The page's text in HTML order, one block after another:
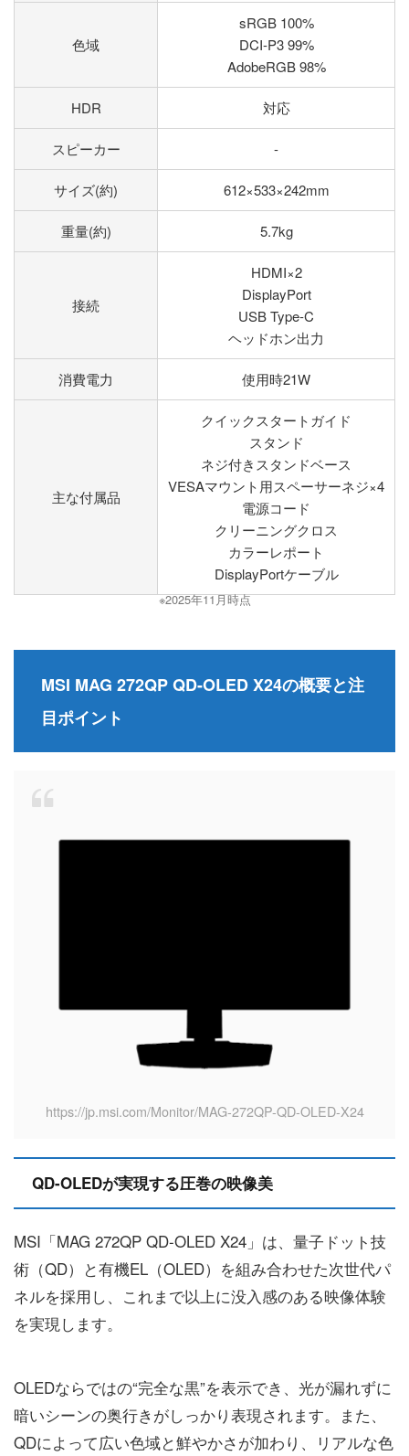
色域
sRGB 100%
DCI-P3 99%
AdobeRGB 98%
HDR 対応
スピーカー -
サイズ(約) 612×533×242mm
重量(約) 5.7kg
接続
HDMI×2
DisplayPort
USB Type-C
ヘッドホン出力
消費電力 使用時21W
主な付属品
クイックスタートガイド
スタンド
ネジ付きスタンドベース
VESAマウント用スペーサーネジ×4
電源コード
クリーニングクロス
カラーレポート
DisplayPortケーブル
※2025年11月時点
MSI MAG 272QP QD-OLED X24の概要と注
目ポイント
https://jp.msi.com/Monitor/MAG-272QP-QD-OLED-X24
QD-OLEDが実現する圧巻の映像美
MSI「MAG 272QP QD-OLED X24」は、量子ドット技
術（QD）と有機EL（OLED）を組み合わせた次世代パ
ネルを採用し、これまで以上に没入感のある映像体験
を実現します。
OLEDならではの“完全な黒”を表示でき、光が漏れずに
暗いシーンの奥行きがしっかり表現されます。また、
QDによって広い色域と鮮やかさが加わり、リアルな色